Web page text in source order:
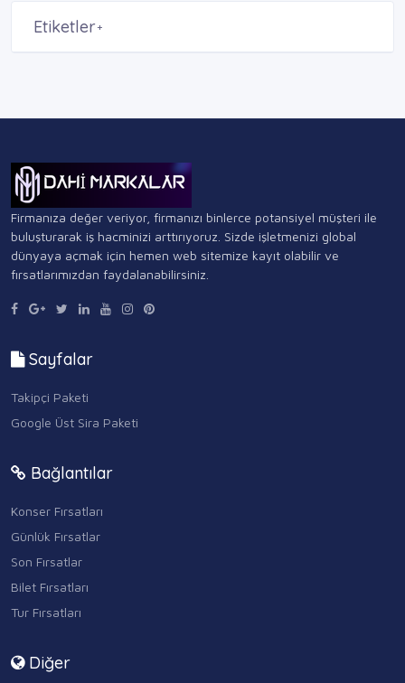
Etiketler+
Firmanıza değer veriyor, firmanızı binlerce potansiyel müşteri ile
buluşturarak iş hacminizi arttırıyoruz. Sizde işletmenizi global
dünyaya açmak için hemen web sitemize kayıt olabilir ve
fırsatlarımızdan faydalanabilirsiniz.
Sayfalar
Takipçi Paketi
Google Üst Sira Paketi
Bağlantılar
Konser Fırsatları
Günlük Fırsatlar
Son Fırsatlar
Bilet Fırsatları
Tur Fırsatları
Diğer